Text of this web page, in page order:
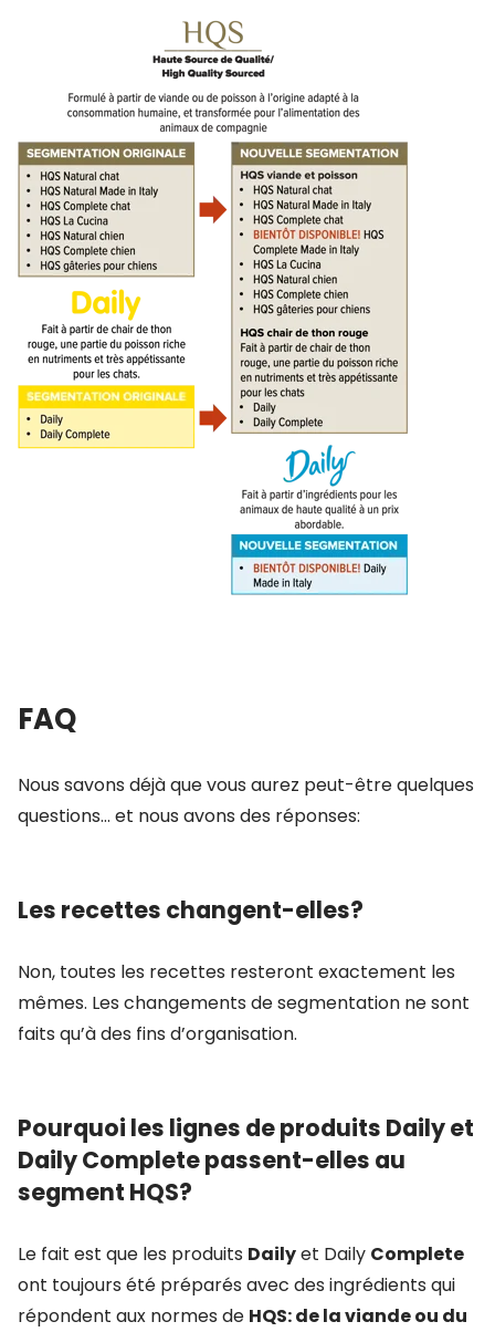
FAQ
Nous savons déjà que vous aurez peut-être quelques
questions… et nous avons des réponses:
Les recettes changent-elles?
Non, toutes les recettes resteront exactement les
mêmes. Les changements de segmentation ne sont
faits qu’à des fins d’organisation.
Pourquoi les lignes de produits Daily et
Daily Complete passent-elles au
segment HQS?
Le fait est que les produits Dailyet Daily Complete
ont toujours été préparés avec des ingrédients qui
répondent aux normes de HQS: de la viande ou du